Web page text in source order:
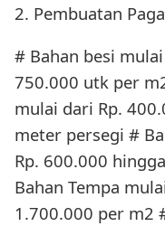
2. Pembuatan
# Bahan besi
750.000 utk per
mulai dari Rp.
meter persegi #
Rp. 600.000
Bahan Tempa
1.700.000 per m2